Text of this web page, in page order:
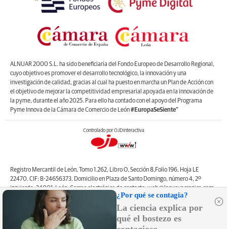
ALNUAR 2000 S.L. ha sido beneficiaria del Fondo Europeo de Desarrollo Regional,
cuyo objetivo es promover el desarrollo tecnológico, la innovación y una
investigación de calidad, gracias al cual ha puesto en marcha un Plan de Acción con
el objetivo de mejorar la competitividad empresarial apoyada en la innovación de
la pyme, durante el año 2025. Para ello ha contado con el apoyo del Programa
Pyme Innova de la Cámara de Comercio de León#EuropaSeSiente”
Controlado por OJDinteractiva
Registro Mercantil de León, Tomo 1.262, Libro O, Sección 8,Folio 196, Hoja LE
22470. CIF: B-24656373. Domicilio en Plaza de Santo Domingo, número 4, 2º
izquierda, 24001, León. Correo electrónico de contacto: web@lanuevacronica.com.
Copyright © ALNUAR 2000 S.L. (LA NUEVA CRÓNICA). Incluye contenidos de la
empresa, de empresas del grupo o de terceros.
¿Por qué se contagia?
La ciencia explica por
qué el bostezo es